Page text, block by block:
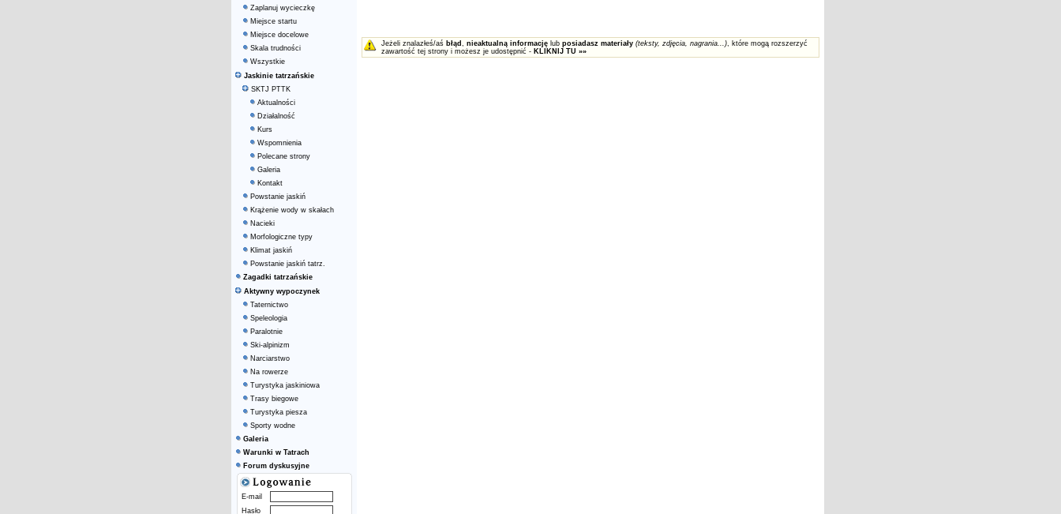
Zaplanuj wycieczkę
Miejsce startu
Miejsce docelowe
Skala trudności
Wszystkie
Jaskinie tatrzańskie
SKTJ PTTK
Aktualności
Działalność
Kurs
Wspomnienia
Polecane strony
Galeria
Kontakt
Powstanie jaskiń
Krążenie wody w skałach
Nacieki
Morfologiczne typy
Klimat jaskiń
Powstanie jaskiń tatrz.
Zagadki tatrzańskie
Aktywny wypoczynek
Taternictwo
Speleologia
Paralotnie
Ski-alpinizm
Narciarstwo
Na rowerze
Turystyka jaskiniowa
Trasy biegowe
Turystyka piesza
Sporty wodne
Galeria
Warunki w Tatrach
Forum dyskusyjne
E-mail
Hasło
Jeżeli znalazłeś/aś błąd , nieaktualną informację lub posiadasz materiały (teksty, zdjęcia, nagrania...), które mogą rozszerzyć
zawartość tej strony i możesz je udostępnić - KLIKNIJ TU »»